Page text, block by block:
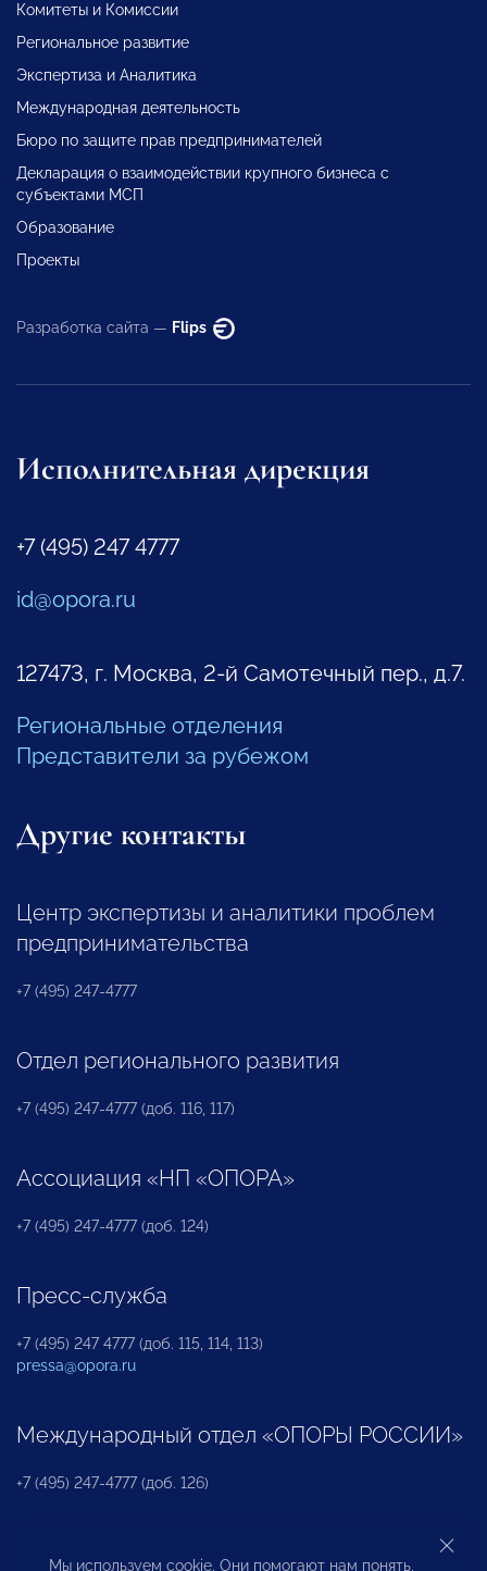
Комитеты и Комиссии
Региональное развитие
Экспертиза и Аналитика
Международная деятельность
Бюро по защите прав предпринимателей
Декларация о взаимодействии крупного бизнеса с
субъектами МСП
Образование
Проекты
Разработка сайта — Flips
Исполнительная дирекция
+7 (495) 247 4777
id@opora.ru
127473, г. Москва, 2-й Самотечный пер., д.7.
Региональные отделения
Представители за рубежом
Другие контакты
Центр экспертизы и аналитики проблем
предпринимательства
+7 (495) 247-4777
Отдел регионального развития
+7 (495) 247-4777 (доб. 116, 117)
Ассоциация «НП «ОПОРА»
+7 (495) 247-4777 (доб. 124)
Пресс-служба
+7 (495) 247 4777 (доб. 115, 114, 113)
pressa@opora.ru
Международный отдел «ОПОРЫ РОССИИ»
+7 (495) 247-4777 (доб. 126)
Бюро по защите прав предпринимателей и
Мы используем cookie. Они помогают нам понять,